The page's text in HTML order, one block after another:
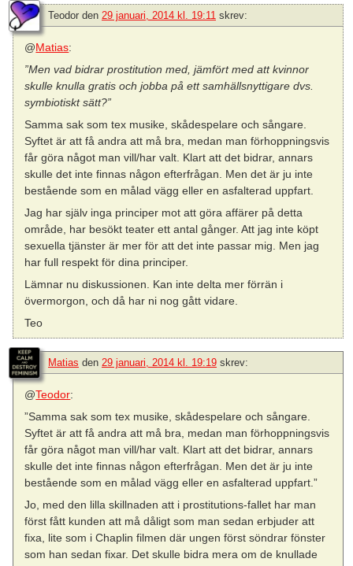
Teodor den 29 januari, 2014 kl. 19:11 skrev:
@Matias:
”Men vad bidrar prostitution med, jämfört med att kvinnor
skulle knulla gratis och jobba på ett samhällsnyttigare dvs.
symbiotiskt sätt?”
Samma sak som tex musike, skådespelare och sångare.
Syftet är att få andra att må bra, medan man förhoppningsvis
får göra något man vill/har valt. Klart att det bidrar, annars
skulle det inte finnas någon efterfrågan. Men det är ju inte
bestående som en målad vägg eller en asfalterad uppfart.
Jag har själv inga principer mot att göra affärer på detta
område, har besökt teater ett antal gånger. Att jag inte köpt
sexuella tjänster är mer för att det inte passar mig. Men jag
har full respekt för dina principer.
Lämnar nu diskussionen. Kan inte delta mer förrän i
övermorgon, och då har ni nog gått vidare.
Teo
Matias den 29 januari, 2014 kl. 19:19 skrev:
@Teodor:
”Samma sak som tex musike, skådespelare och sångare.
Syftet är att få andra att må bra, medan man förhoppningsvis
får göra något man vill/har valt. Klart att det bidrar, annars
skulle det inte finnas någon efterfrågan. Men det är ju inte
bestående som en målad vägg eller en asfalterad uppfart.”
Jo, med den lilla skillnaden att i prostitutions-fallet har man
först fått kunden att må dåligt som man sedan erbjuder att
fixa, lite som i Chaplin filmen där ungen först söndrar fönster
som han sedan fixar. Det skulle bidra mera om de knullade